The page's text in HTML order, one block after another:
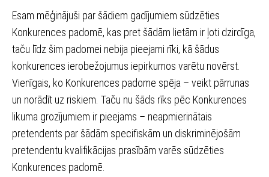
Esam mēģinājuši par šādiem gadījumiem sūdzēties
Konkurences padomē, kas pret šādām lietām ir ļoti dzirdīga,
taču līdz šim padomei nebija pieejami rīki, kā šādus
konkurences ierobežojumus iepirkumos varētu novērst.
Vienīgais, ko Konkurences padome spēja – veikt pārrunas
un norādīt uz riskiem. Taču nu šāds rīks pēc Konkurences
likuma grozījumiem ir pieejams – neapmierinātais
pretendents par šādām specifiskām un diskriminējošām
pretendentu kvalifikācijas prasībām varēs sūdzēties
Konkurences padomē.